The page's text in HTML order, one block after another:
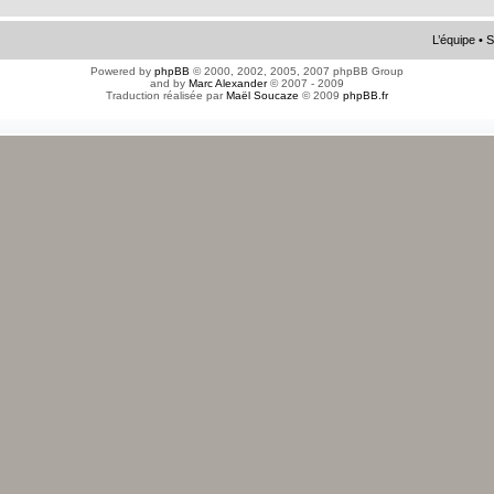
L’équipe •
Powered by phpBB © 2000, 2002, 2005, 2007 phpBB Group
and by Marc Alexander© 2007 - 2009
Traduction réalisée parMaël Soucaze © 2009 phpBB.fr